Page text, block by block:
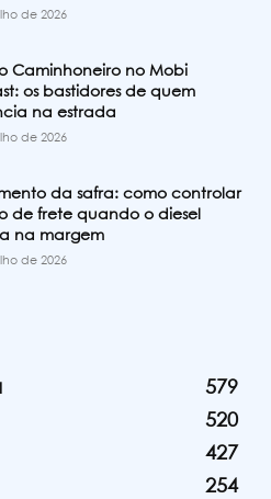
de 2026
Caminhoneiro no Mobi
os bastidores de quem
na estrada
de 2026
da safra: como controlar
de frete quando o diesel
na margem
de 2026
579
520
427
254